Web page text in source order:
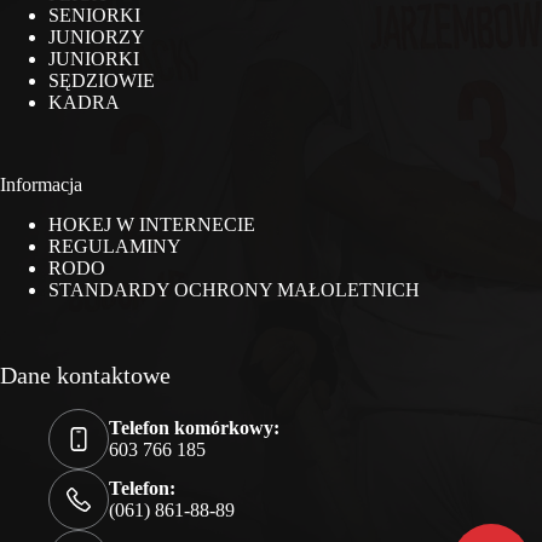
SENIORKI
JUNIORZY
JUNIORKI
SĘDZIOWIE
KADRA
Informacja
HOKEJ W INTERNECIE
REGULAMINY
RODO
STANDARDY OCHRONY MAŁOLETNICH
Dane kontaktowe
Telefon komórkowy:
603 766 185
Telefon:
(061) 861-88-89